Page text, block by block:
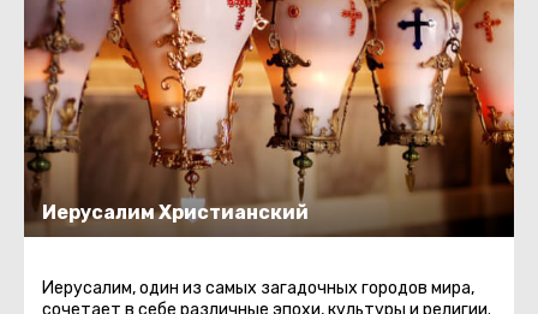
Иерусалим Христианский
Иерусалим, один из самых загадочных городов мира,
сочетает в себе различные эпохи, культуры и религии.